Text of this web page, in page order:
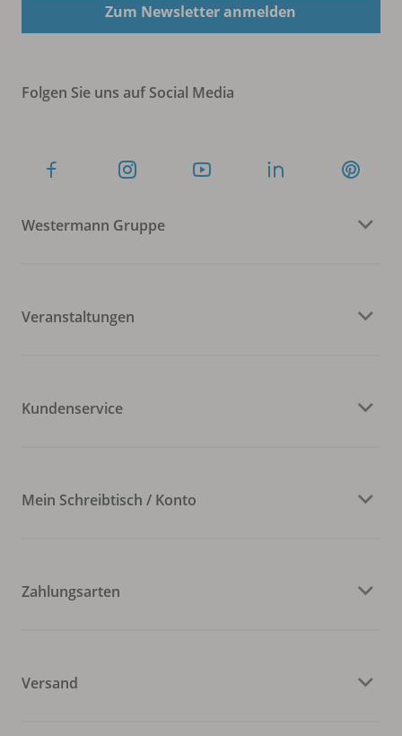
Zum Newsletter anmelden
Folgen Sie uns auf Social Media
Westermann Gruppe
Veranstaltungen
Kundenservice
Mein Schreibtisch / Konto
Zahlungsarten
Versand